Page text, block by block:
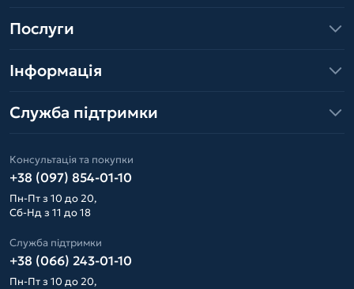
Послуги
Інформація
Служба підтримки
Консультація та покупки
+38 (097) 854-01-10
Пн-Пт з 10 до 20,
Сб-Нд з 11 до 18
Служба підтримки
+38 (066) 243-01-10
Пн-Пт з 10 до 20,